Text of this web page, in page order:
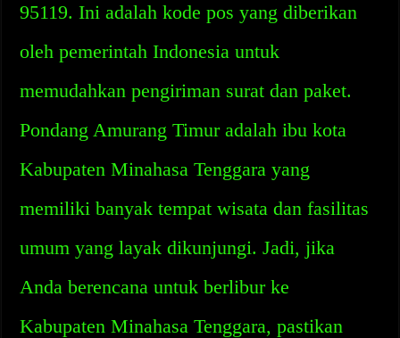
95119. Ini adalah kode pos yang diberikan
oleh pemerintah Indonesia untuk
memudahkan pengiriman surat dan paket.
Pondang Amurang Timur adalah ibu kota
Kabupaten Minahasa Tenggara yang
memiliki banyak tempat wisata dan fasilitas
umum yang layak dikunjungi. Jadi, jika
Anda berencana untuk berlibur ke
Kabupaten Minahasa Tenggara, pastikan